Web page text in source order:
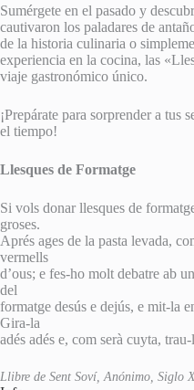
Sumérgete en el pasado y
cautivaron los paladares de
de la historia culinaria o
experiencia en la cocina, las
viaje gastronómico único.
¡Prepárate para sorprender a tus
el tiempo!
Llesques de Formatge
Si vols donar llesques de
groses.
Aprés ages de la pasta levada,
vermells
d’ous; e fes-ho molt debatre ab
del
formatge desús e dejús, e mit-la
Gira-la
adés adés e, com serà cuyta,
Llibre de Sent Soví, Anónimo, Siglo